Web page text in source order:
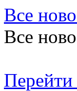
Все
Все